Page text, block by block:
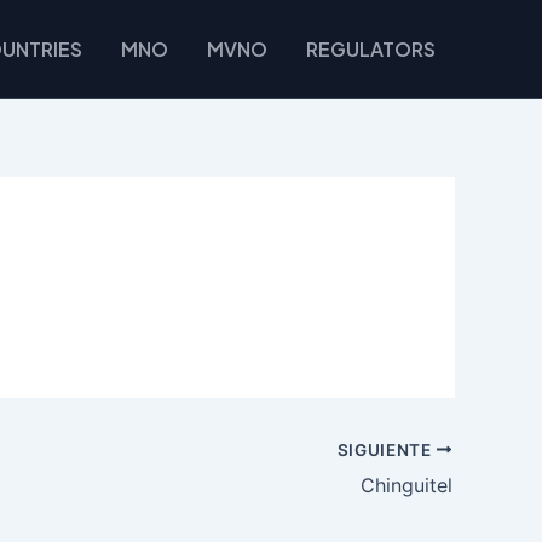
MNO MVNO REGULATORS
SIGUIENTE
Chinguitel